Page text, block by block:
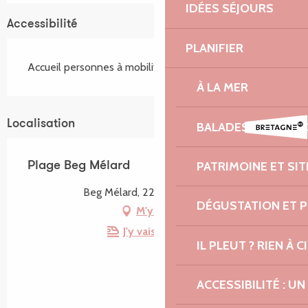
IDÉES SÉJOURS
PLANIFIER
À LA MER
BALADES ET
PATRIMOINE ET
DÉGUSTATION ET
IL PLEUT ? RIEN À
ACCESSIBILITÉ :
Accessibilité
Accueil personnes à mobilité réduite
Localisation
Plage Beg Mélard
Beg Mélard, 22610 Lanmodez
M'y rendre
J'y vais en train !